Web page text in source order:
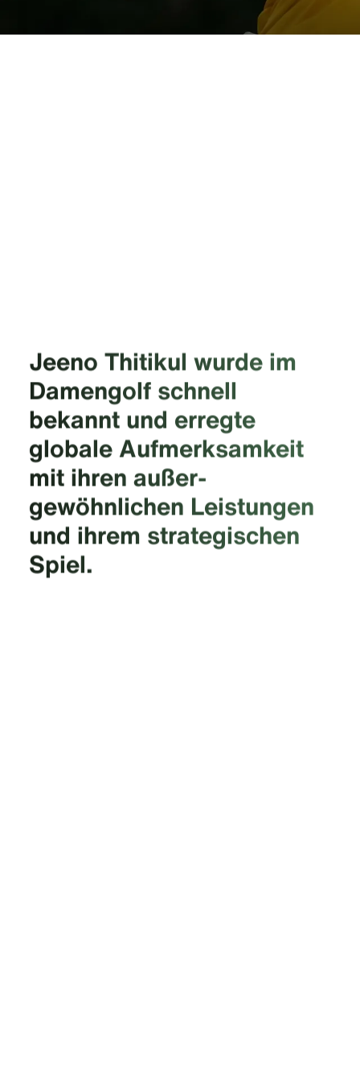
Jeeno Thitikul wurde im
Damengolf schnell
bekannt und erregte
globale Aufmerksamkeit
mit ihren außer­
gewöhnlichen Leistungen
und ihrem strategischen
Spiel.